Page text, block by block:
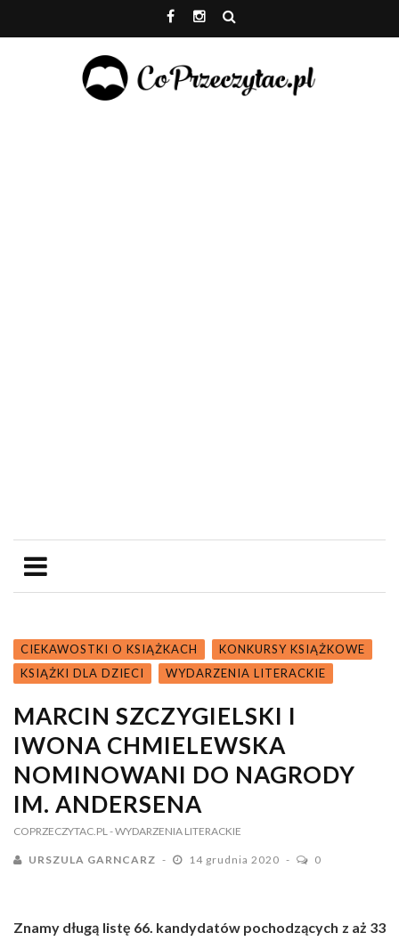
CIEKAWOSTKI O KSIĄŻKACH
KONKURSY KSIĄŻKOWE
KSIĄŻKI DLA DZIECI
WYDARZENIA LITERACKIE
MARCIN SZCZYGIELSKI I
IWONA CHMIELEWSKA
NOMINOWANI DO NAGRODY
IM. ANDERSENA
COPRZECZYTAC.PL - WYDARZENIA LITERACKIE
URSZULA GARNCARZ 14 grudnia 2020 0
Znamy długą listę 66. kandydatów pochodzących z aż 33